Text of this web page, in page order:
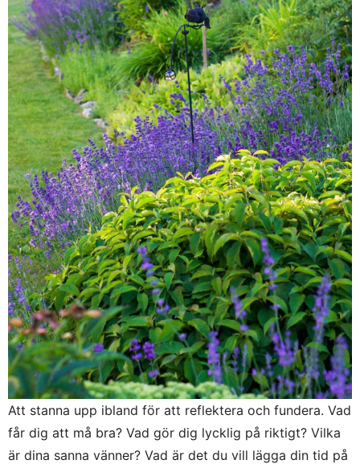
Att stanna upp ibland för att reflektera och fundera. Vad
får dig att må bra? Vad gör dig lycklig på riktigt? Vilka
är dina sanna vänner? Vad är det du vill lägga din tid på